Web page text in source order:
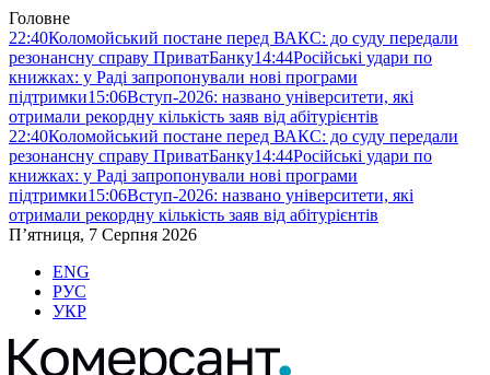
Головне
22:40Коломойський постане перед ВАКС: до суду передали
резонансну справу ПриватБанку14:44Російські удари по
книжках: у Раді запропонували нові програми
підтримки15:06Вступ-2026: названо університети, які
отримали рекордну кількість заяв від абітурієнтів
22:40Коломойський постане перед ВАКС: до суду передали
резонансну справу ПриватБанку14:44Російські удари по
книжках: у Раді запропонували нові програми
підтримки15:06Вступ-2026: названо університети, які
отримали рекордну кількість заяв від абітурієнтів
П’ятниця, 7 Серпня 2026
ENG
РУС
УКР